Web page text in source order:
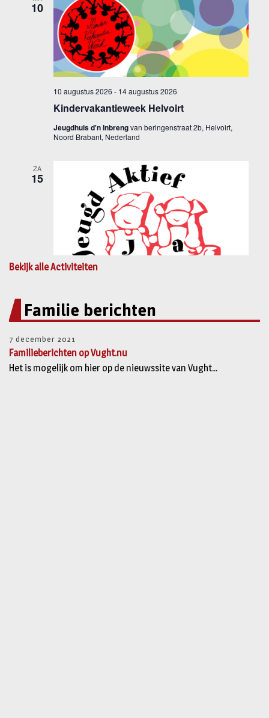
Bekijk alle Activiteiten
Familie berichten
7 december 2021
Familieberichten op Vught.nu
Het is mogelijk om hier op de nieuwssite van Vught...